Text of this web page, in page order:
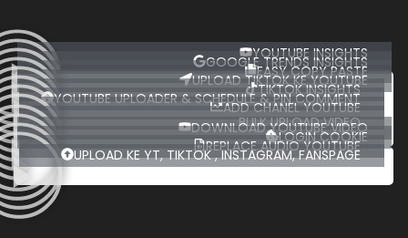
YOUTUBE INSIGHTS
GOOGLE TRENDS INSIGHTS
EASY COPY PASTE
UPLOAD TIKTOK KE YOUTUBE
TIKTOK INSIGHTS
YOUTUBE UPLOADER & SCHEDULE & PIN COMMENT
ADD CHANEL YOUTUBE
BULK UPLOAD VIDEO
DOWNLOAD YOUTUBE VIDEO
LOGIN COOKIE
REPLACE AUDIO YOUTUBE
UPLOAD KE YT, TIKTOK , INSTAGRAM, FANSPAGE